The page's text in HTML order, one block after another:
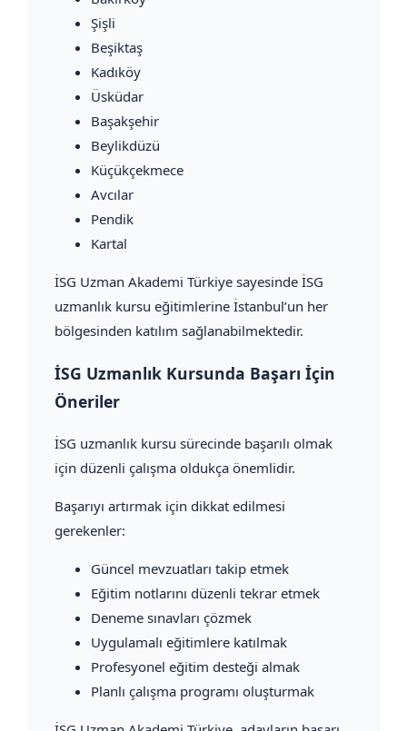
Şişli
Beşiktaş
Kadıköy
Üsküdar
Başakşehir
Beylikdüzü
Küçükçekmece
Avcılar
Pendik
Kartal
İSG Uzman Akademi Türkiye sayesinde İSG
uzmanlık kursu eğitimlerine İstanbul’un her
bölgesinden katılım sağlanabilmektedir.
İSG Uzmanlık Kursunda Başarı İçin
Öneriler
İSG uzmanlık kursu sürecinde başarılı olmak
için düzenli çalışma oldukça önemlidir.
Başarıyı artırmak için dikkat edilmesi
gerekenler:
Güncel mevzuatları takip etmek
Eğitim notlarını düzenli tekrar etmek
Deneme sınavları çözmek
Uygulamalı eğitimlere katılmak
Profesyonel eğitim desteği almak
Planlı çalışma programı oluşturmak